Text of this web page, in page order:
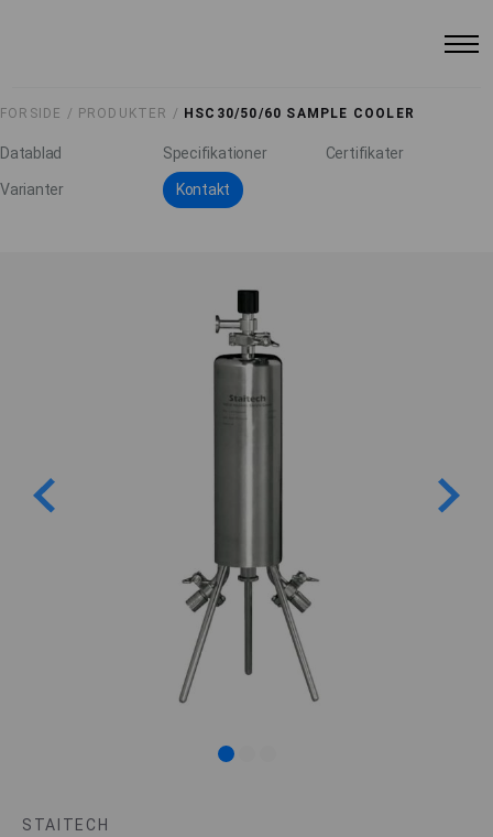
FORSIDE / PRODUKTER / HSC30/50/60 SAMPLE COOLER
Datablad Specifikationer Certifikater
Varianter Kontakt
STAITECH